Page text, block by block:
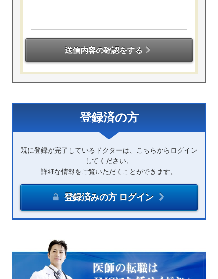
送信内容の確認をする
登録済の方
既に登録が完了しているドクターは、こちらからログイン
してください。
詳細な情報をご覧いただくことができます。
登録済みの方 ログイン